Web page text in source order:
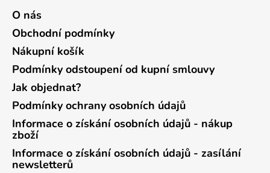
O nás
Obchodní podmínky
Nákupní košík
Podmínky odstoupení od kupní smlouvy
Jak objednat?
Podmínky ochrany osobních údajů
Informace o získání osobních údajů - nákup
zboží
Informace o získání osobních údajů - zasílání
newsletterů